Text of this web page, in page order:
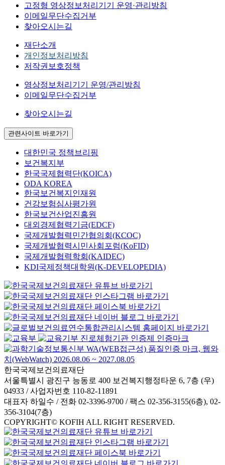
고정형 영상정보처리기기 운영·관리방침
이메일무단수집거부
찾아오시는길
재단소개
개인정보처리방침
저작권보호정책
영상정보처리기기 운영/관리방침
이메일무단수집거부
찾아오시는길
관련사이트 바로가기
대한민국 정책브리핑
보건복지부
한국국제협력단(KOICA)
ODA KOREA
한국보건복지인재원
건강보험심사평가원
한국보건산업진흥원
대외경제협력기금(EDCF)
국제개발협력민간협의회(KCOC)
국제개발협력시민사회포럼(KoFID)
국제개발협력학회(KAIDEC)
KDI국제정책대학원(K-DEVELOPEDIA)
한국국제보건의료재단
서울특별시 광진구 능동로 400 보건복지행정타운 6, 7층 (우)
04933 / 사업자번호 110-82-11891
대표자 하일수 / 전화 02-3396-9700 / 팩스 02-356-3155(6층), 02-
356-3104(7층)
COPYRIGHT© KOFIH ALL RIGHT RESERVED.